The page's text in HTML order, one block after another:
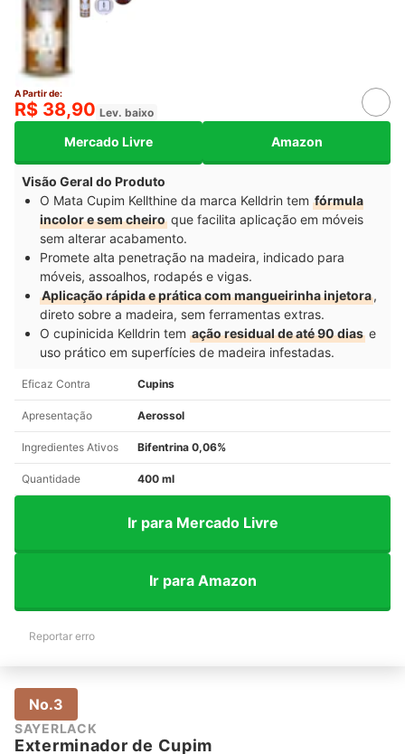
A Partir de:
R$ 38,90 Lev. baixo
Mercado Livre Amazon
Visão Geral do Produto
O Mata Cupim Kellthine da marca Kelldrin tem fórmula
incolor e sem cheiro que facilita aplicação em móveis
sem alterar acabamento.
Promete alta penetração na madeira, indicado para
móveis, assoalhos, rodapés e vigas.
Aplicação rápida e prática com mangueirinha injetora,
direto sobre a madeira, sem ferramentas extras.
O cupinicida Kelldrin tem ação residual de até 90 dias e
uso prático em superfícies de madeira infestadas.
Eficaz Contra Cupins
Apresentação Aerossol
Ingredientes Ativos Bifentrina 0,06%
Quantidade 400 ml
Ir para Mercado Livre
Ir para Amazon
Reportar erro
No.3
SAYERLACK
Exterminador de Cupim